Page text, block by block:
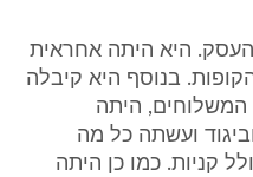
היא היתה אחראית
בנוסף היא קיבלה
המשלוחים, היתה
ועשתה כל מה
קניות. כמו כן היתה